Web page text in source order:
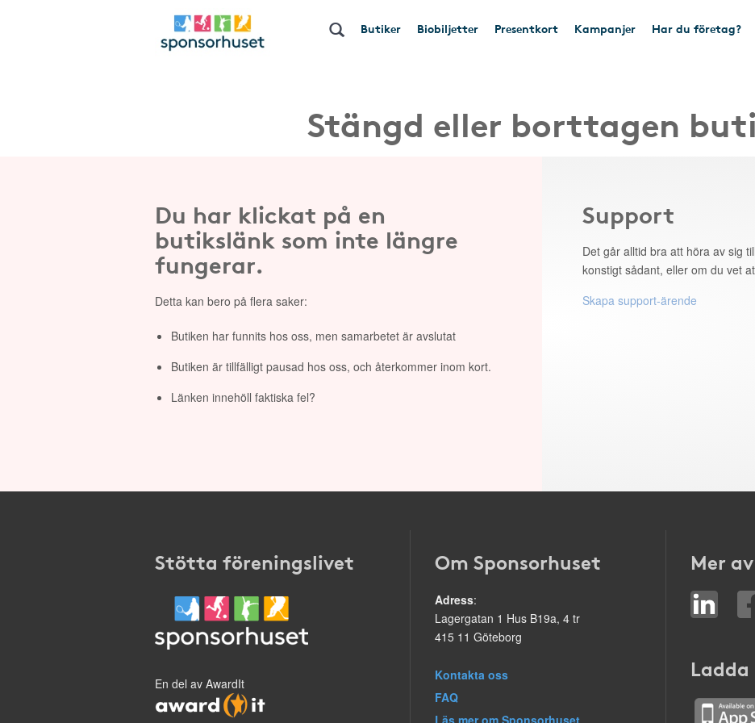
Butiker Biobiljetter Presentkort Kampanjer Har du företag?
Stängd eller borttagen
Du har klickat på en
butikslänk som inte längre
fungerar.
Detta kan bero på flera saker:
Butiken har funnits hos oss, men samarbetet är avslutat
Butiken är tillfälligt pausad hos oss, och återkommer inom kort.
Länken innehöll faktiska fel?
Support
Det går alltid bra att höra av sig
konstigt sådant, eller om du vet
Skapa support-ärende
Stötta föreningslivet
En del av AwardIt
Om Sponsorhuset
Adress:
Lagergatan 1 Hus B19a, 4 tr
415 11 Göteborg
Kontakta oss
FAQ
Läs mer om Sponsorhuset
Mer